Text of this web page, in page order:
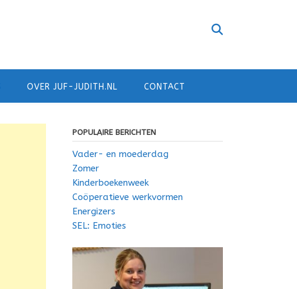
OVER JUF-JUDITH.NL CONTACT
POPULAIRE BERICHTEN
Vader- en moederdag
Zomer
Kinderboekenweek
Coöperatieve werkvormen
Energizers
SEL: Emoties